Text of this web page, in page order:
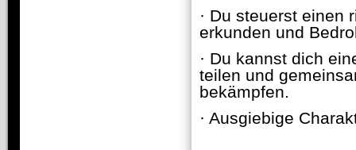
· Du steuerst einen
erkunden und
· Du kannst dich
teilen und
bekämpfen.
· Ausgiebige